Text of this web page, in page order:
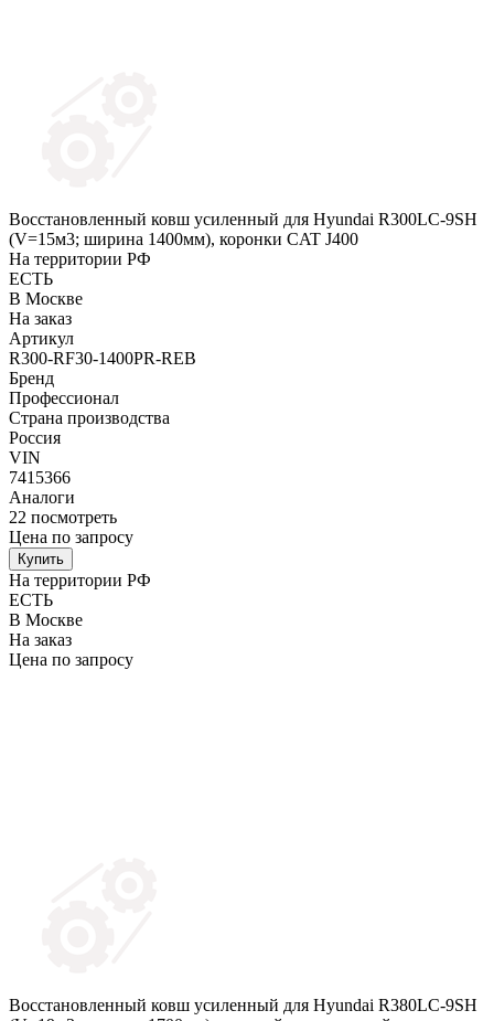
Восстановленный ковш усиленный для Hyundai R300LC-9SH
(V=15м3; ширина 1400мм), коронки CAT J400
На территории РФ
ЕСТЬ
В Москве
На заказ
Артикул
R300-RF30-1400PR-REB
Бренд
Профессионал
Страна производства
Россия
VIN
7415366
Аналоги
22 посмотреть
Цена по запросу
Купить
На территории РФ
ЕСТЬ
В Москве
На заказ
Цена по запросу
Восстановленный ковш усиленный для Hyundai R380LC-9SH